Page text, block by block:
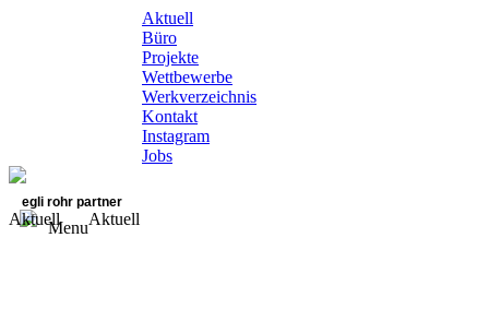
Aktuell
Büro
Projekte
Wettbewerbe
Werkverzeichnis
Kontakt
Instagram
Jobs
egli rohr partner
Menu
Aktuell Aktuell